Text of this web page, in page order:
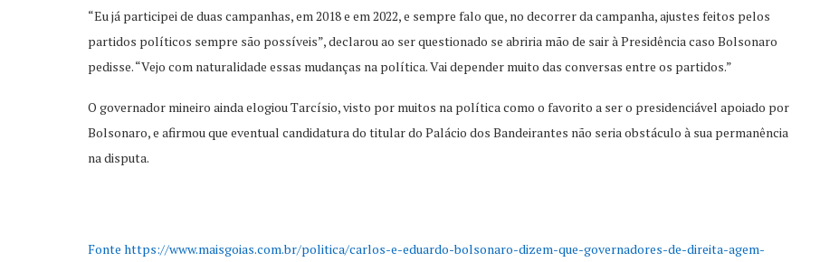
“Eu já participei de duas campanhas, em 2018 e em 2022, e sempre falo que, no decorrer da campanha, ajustes feitos pelos
partidos políticos sempre são possíveis”, declarou ao ser questionado se abriria mão de sair à Presidência caso Bolsonaro
pedisse. “Vejo com naturalidade essas mudanças na política. Vai depender muito das conversas entre os partidos.”
O governador mineiro ainda elogiou Tarcísio, visto por muitos na política como o favorito a ser o presidenciável apoiado por
Bolsonaro, e afirmou que eventual candidatura do titular do Palácio dos Bandeirantes não seria obstáculo à sua permanência
na disputa.
Fonte https://www.maisgoias.com.br/politica/carlos-e-eduardo-bolsonaro-dizem-que-governadores-de-direita-agem-